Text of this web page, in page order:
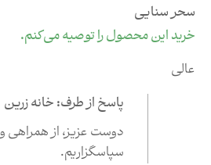
سحر سنایی
خرید این محصول را توصیه می‌کنم.
عالی
پاسخ از طرف: خانه زرین
دوست عزیز،‌ از همراهی
سپاسگزاریم.